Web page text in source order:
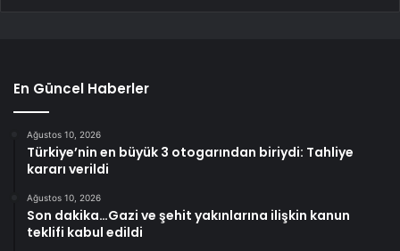
En Güncel Haberler
Ağustos 10, 2026
Türkiye’nin en büyük 3 otogarından biriydi: Tahliye
kararı verildi
Ağustos 10, 2026
Son dakika…Gazi ve şehit yakınlarına ilişkin kanun
teklifi kabul edildi